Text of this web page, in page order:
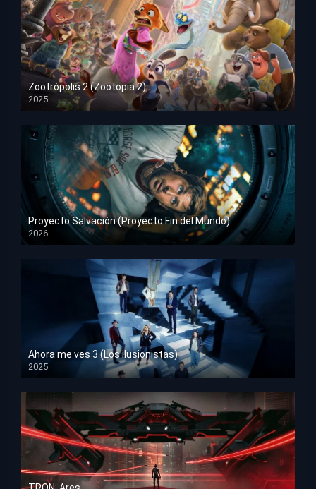
Zootrópolis 2 (Zootopia 2)
2025
HD 1080p
Proyecto Salvación (Proyecto Fin del Mundo)
2026
HD 1080p
Ahora me ves 3 (Los ilusionistas)
2025
HD 1080p